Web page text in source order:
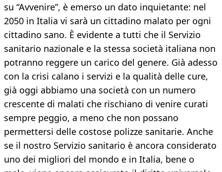
su “Avvenire”, è emerso un dato inquietante: nel
2050 in Italia vi sarà un cittadino malato per ogni
cittadino sano. È evidente a tutti che il Servizio
sanitario nazionale e la stessa società italiana non
potranno reggere un carico del genere. Già adesso
con la crisi calano i servizi e la qualità delle cure,
già oggi abbiamo una società con un numero
crescente di malati che rischiano di venire curati
sempre peggio, a meno che non possano
permettersi delle costose polizze sanitarie. Anche
se il nostro Servizio sanitario è ancora considerato
uno dei migliori del mondo e in Italia, bene o